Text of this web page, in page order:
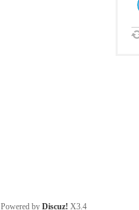
Powered by Discuz! X3.4